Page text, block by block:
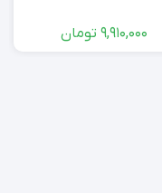
9,910,000 تومان